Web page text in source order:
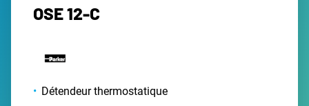
OSE 12-C
Détendeur thermostatique